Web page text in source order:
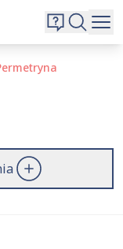
zapytania.
których chcesz